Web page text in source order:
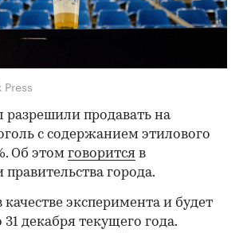
разрешили продавать на
с содержанием этилового
Об этом говорится в
города.
качестве эксперимента и будет
31 декабря текущего года.